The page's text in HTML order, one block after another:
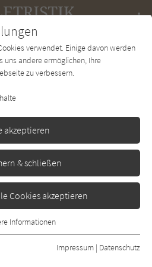
Charts Newsletter
Riese
2021 Bibliogr. Angaben
verwendet. Einige davon werden
andere ermöglichen, Ihre
zu verbessern.
akzeptieren
& schließen
Cookies akzeptieren
grundlegende Funktionen der
gewährleistet, dass die Webseite
Informationen
Impressum | Datenschutz